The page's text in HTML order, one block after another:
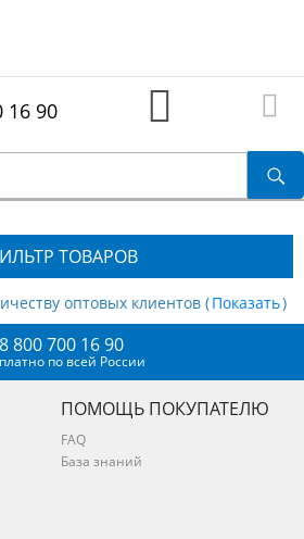
16 90
ТОВАРОВ
оптовых клиентов ( )
8 800 700 16 90
по всей России
ПОМОЩЬ ПОКУПАТЕЛЮ
FAQ
База знаний